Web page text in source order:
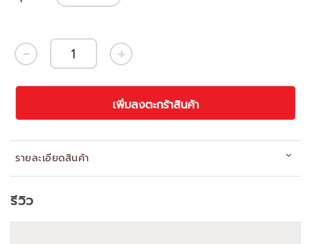
เพิ่มลงตะกร้าสินค้า
รายละเอียดสินค้า
รีวิว